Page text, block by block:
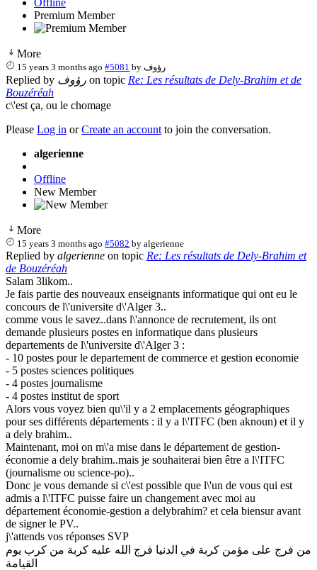
Premium Member
More
15 years 3 months ago #5081 byرؤوف
Replied by رؤوف on topic Re: Les résultats de Dely-Brahim et de
Bouzéréah
c\'est ça, ou le chomage
Please Log in orCreate an account to join the conversation.
algerienne
Offline
New Member
More
15 years 3 months ago #5082 byalgerienne
Replied by algerienne on topic Re: Les résultats de Dely-Brahim et
de Bouzéréah
Salam 3likom..
Je fais partie des nouveaux enseignants informatique qui ont eu le
concours de l\'universite d\'Alger 3..
comme vous le savez..dans l\'annonce de recrutement, ils ont
demande plusieurs postes en informatique dans plusieurs
departements de l\'universite d\'Alger 3 :
- 10 postes pour le departement de commerce et gestion economie
- 5 postes sciences politiques
- 4 postes journalisme
- 4 postes institut de sport
Alors vous voyez bien qu\'il y a 2 emplacements géographiques
pour ses différents départements : il y a l\'ITFC (ben aknoun) et il y
a dely brahim..
Maintenant, moi on m\'a mise dans le département de gestion-
économie a dely brahim..mais je souhaiterai bien être a l\'ITFC
(journalisme ou science-po)..
Donc je vous demande si c\'est possible que l\'un de vous qui est
admis a l\'ITFC puisse faire un changement avec moi au
département économie-gestion a delybrahim? et cela biensur avant
de signer le PV..
j\'attends vos réponses SVP
من فرج على مؤمن كربة في الدنيا فرج الله عليه كربة من كرب يوم
القيامة